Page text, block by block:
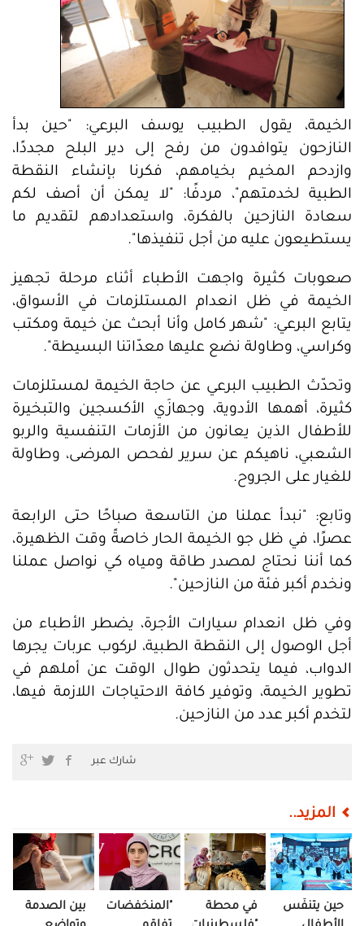
الخيمة، يقول الطبيب يوسف البرعي: "حين بدأ
النازحون يتوافدون من رفح إلى دير البلح مجددًا،
وازدحم المخيم بخيامهم، فكرنا بإنشاء النقطة
الطبية لخدمتهم"، مردفًا: "لا يمكن أن أصف لكم
سعادة النازحين بالفكرة، واستعدادهم لتقديم ما
يستطيعون عليه من أجل تنفيذها".
صعوبات كثيرة واجهت الأطباء أثناء مرحلة تجهيز
الخيمة في ظل انعدام المستلزمات في الأسواق،
يتابع البرعي: "شهر كامل وأنا أبحث عن خيمة ومكتب
وكراسي، وطاولة نضع عليها معدّاتنا البسيطة".
وتحدّث الطبيب البرعي عن حاجة الخيمة لمستلزمات
كثيرة، أهمها الأدوية، وجهازَي الأكسجين والتبخيرة
للأطفال الذين يعانون من الأزمات التنفسية والربو
الشعبي، ناهيكم عن سرير لفحص المرضى، وطاولة
للغيار على الجروح.
وتابع: "نبدأ عملنا من التاسعة صباحًا حتى الرابعة
عصرًا، في ظل جو الخيمة الحار خاصةً وقت الظهيرة،
كما أننا نحتاج لمصدر طاقة ومياه كي نواصل عملنا
ونخدم أكبر فئة من النازحين".
وفي ظل انعدام سيارات الأجرة، يضطر الأطباء من
أجل الوصول إلى النقطة الطبية، لركوب عربات يجرها
الدواب، فيما يتحدثون طوال الوقت عن أملهم في
تطوير الخيمة، وتوفير كافة الاحتياجات اللازمة فيها،
لتخدم أكبر عدد من النازحين.
شارك عبر
المزيد..
حين يتنفّس
في محطة
"المنخفضات
بين الصدمة